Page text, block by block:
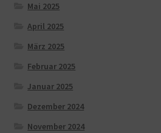
Mai 2025
April 2025
März 2025
Februar 2025
Januar 2025
Dezember 2024
November 2024